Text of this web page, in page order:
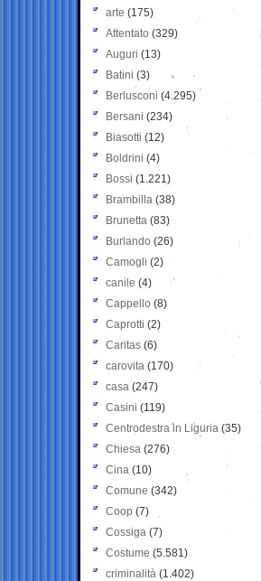
arte (175)
Attentato (329)
Auguri (13)
Batini (3)
Berlusconi (4.295)
Bersani (234)
Biasotti (12)
Boldrini (4)
Bossi (1.221)
Brambilla (38)
Brunetta (83)
Burlando (26)
Camogli (2)
canile (4)
Cappello (8)
Caprotti (2)
Caritas (6)
carovita (170)
casa (247)
Casini (119)
Centrodestra in Liguria (35)
Chiesa (276)
Cina (10)
Comune (342)
Coop (7)
Cossiga (7)
Costume (5.581)
criminalità (1.402)